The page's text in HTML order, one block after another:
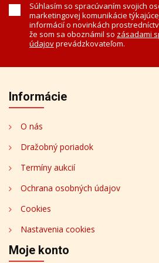
Súhlasím so spracúvaním svojich
marketingovej komunikácie
informácií o novinkách
že som sa oboznámil so zásadami
údajovprevádzkovateľom.
Informácie
O nás
Dražobný poriadok
Termíny aukcií
Ochrana osobných údajov
Cookies
Nastavenia cookies
Moje konto